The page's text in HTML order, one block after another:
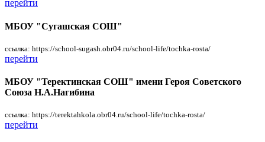
перейти
МБОУ "Сугашская СОШ"
ссылка: https://school-sugash.obr04.ru/school-life/tochka-rosta/
перейти
МБОУ "Теректинская СОШ" имени Героя Советского
Союза Н.А.Нагибина
ссылка: https://terektahkola.obr04.ru/school-life/tochka-rosta/
перейти